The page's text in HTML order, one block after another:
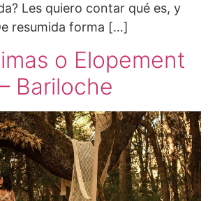
Les quiero contar qué es, y
resumida forma […]
o Elopement
Bariloche